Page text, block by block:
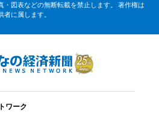
図表などの無断転載を禁止します。 著作権は
に属します。
ワーク